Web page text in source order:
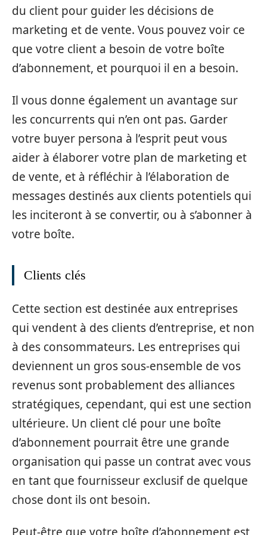
du client pour guider les décisions de
marketing et de vente. Vous pouvez voir ce
que votre client a besoin de votre boîte
d’abonnement, et pourquoi il en a besoin.
Il vous donne également un avantage sur
les concurrents qui n’en ont pas. Garder
votre buyer persona à l’esprit peut vous
aider à élaborer votre plan de marketing et
de vente, et à réfléchir à l’élaboration de
messages destinés aux clients potentiels qui
les inciteront à se convertir, ou à s’abonner à
votre boîte.
Clients clés
Cette section est destinée aux entreprises
qui vendent à des clients d’entreprise, et non
à des consommateurs. Les entreprises qui
deviennent un gros sous-ensemble de vos
revenus sont probablement des alliances
stratégiques, cependant, qui est une section
ultérieure. Un client clé pour une boîte
d’abonnement pourrait être une grande
organisation qui passe un contrat avec vous
en tant que fournisseur exclusif de quelque
chose dont ils ont besoin.